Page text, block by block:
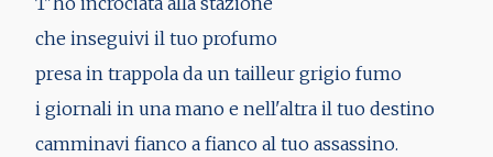
che inseguivi il tuo profumo
presa in trappola da un tailleur grigio fumo
i giornali in una mano e nell'altra il tuo destino
camminavi fianco a fianco al tuo assassino.